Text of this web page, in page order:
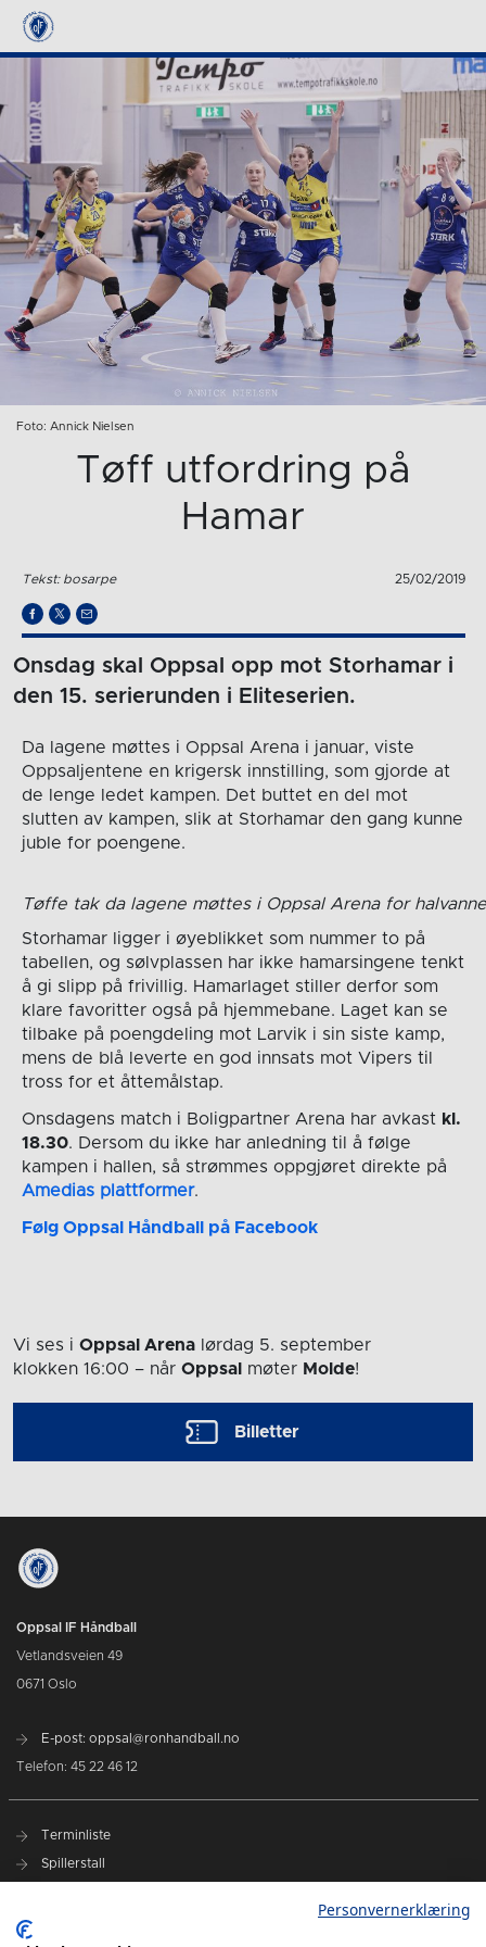
Foto: Annick Nielsen
Tøff utfordring på
Hamar
Tekst: bosarpe 25/02/2019
Onsdag skal Oppsal opp mot Storhamar i
den 15. serierunden i Eliteserien.
Da lagene møttes i Oppsal Arena i januar, viste
Oppsaljentene en krigersk innstilling, som gjorde at
de lenge ledet kampen. Det buttet en del mot
slutten av kampen, slik at Storhamar den gang kunne
juble for poengene.
Tøffe tak da lagene møttes i Oppsal Arena for
Storhamar ligger i øyeblikket som nummer to på
tabellen, og sølvplassen har ikke hamarsingene tenkt
å gi slipp på frivillig. Hamarlaget stiller derfor som
klare favoritter også på hjemmebane. Laget kan se
tilbake på poengdeling mot Larvik i sin siste kamp,
mens de blå leverte en god innsats mot Vipers til
tross for et åttemålstap.
Onsdagens match i Boligpartner Arena har avkast kl.
18.30. Dersom du ikke har anledning til å følge
kampen i hallen, så strømmes oppgjøret direkte på
Amedias plattformer.
Følg Oppsal Håndball på Facebook
Vi ses i Oppsal Arena lørdag 5. september
klokken 16:00 – når Oppsal møter Molde!
Billetter
Oppsal IF Håndball
Vetlandsveien 49
0671 Oslo
E-post: oppsal@ronhandball.no
Telefon: 45 22 46 12
Terminliste
Spillerstall
Personvernerklæring